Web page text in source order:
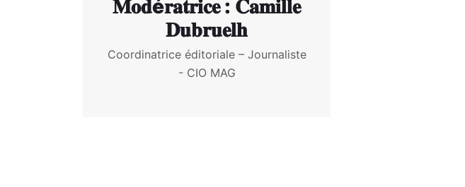
𝐌𝐨𝐝é𝐫𝐚𝐭𝐫𝐢𝐜𝐞 : 𝐂𝐚𝐦𝐢𝐥𝐥𝐞
𝐃𝐮𝐛𝐫𝐮𝐞𝐥𝐡
Coordinatrice éditoriale – Journaliste
- CIO MAG